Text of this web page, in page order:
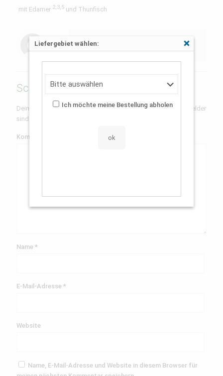
mit Edamer 2,3,5und Thunfisch
Lifestyle3333645
Schreibe einen Kommentar
Deine E-Mail-Adresse wird nicht veröffentlicht. Erforderliche Felder
sind mit
Kommentar
Name *
E-Mail-Adresse *
Website
Name, E-Mail-Adresse und Website in diesem Browser für
Liefergebiet wählen: Schließen
Ich möchte meine Bestellung abholen